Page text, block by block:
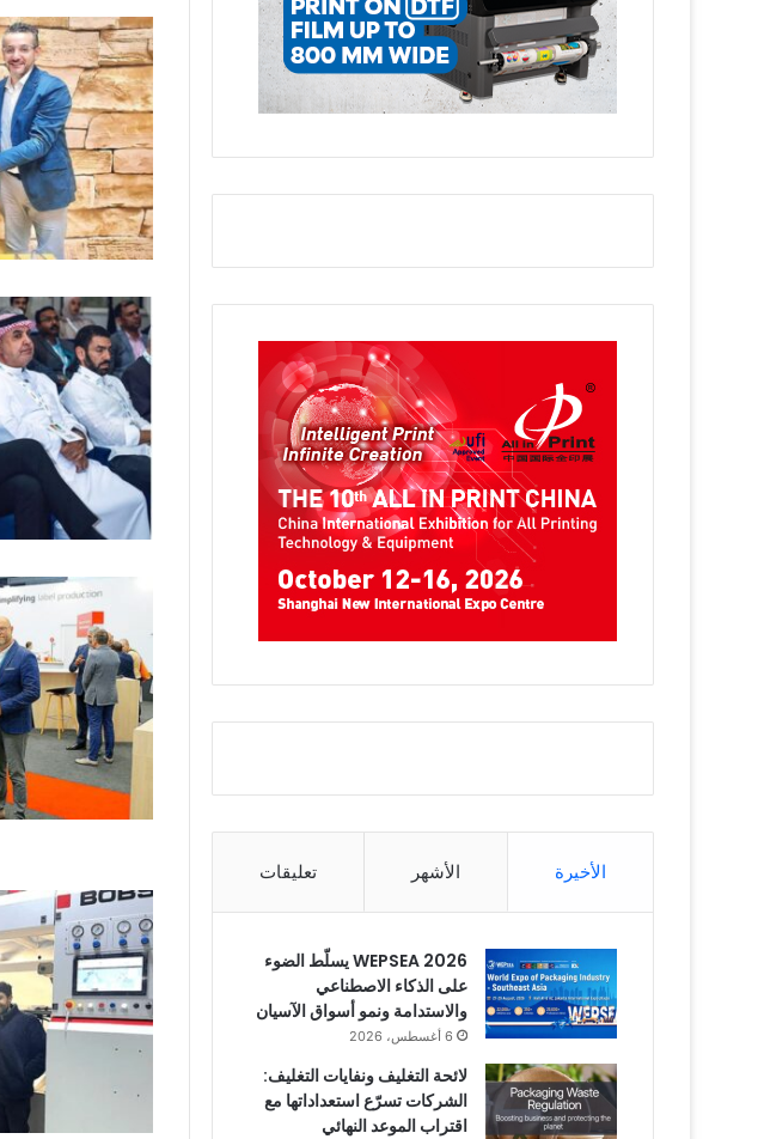
الأخيرة الأشهر تعليقات
WEPSEA 2026 يسلّط الضوء
على الذكاء الاصطناعي
والاستدامة ونمو أسواق الآسيان
6 أغسطس، 2026
لائحة التغليف ونفايات التغليف:
الشركات تسرّع استعداداتها مع
اقتراب الموعد النهائي